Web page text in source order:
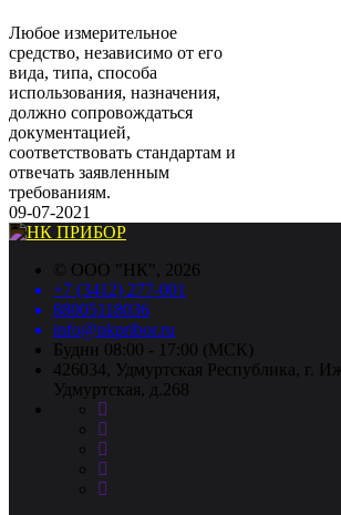
Любое измерительное
средство, независимо от его
вида, типа, способа
использования, назначения,
должно сопровождаться
документацией,
соответствовать стандартам и
отвечать заявленным
требованиям.
09-07-2021
© ООО "НК", 2026
+7 (3412) 277-001
88005118036
info@nkpribor.ru
Будни 08:00 - 17:00 (МСК)
426034, Удмуртская Республика, г.
Удмуртская, д.268